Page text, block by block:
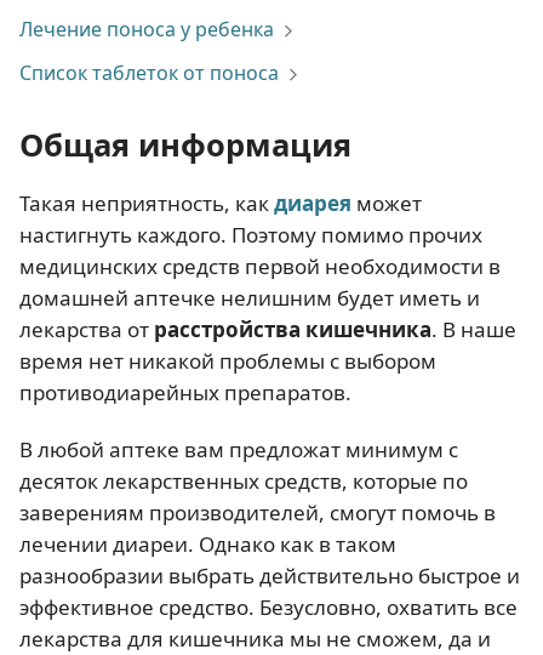
Лечение поноса у ребенка
Список таблеток от поноса
Общая информация
Такая неприятность, какдиарея может
настигнуть каждого. Поэтому помимо прочих
медицинских средств первой необходимости в
домашней аптечке нелишним будет иметь и
лекарства от расстройства кишечника. В наше
время нет никакой проблемы с выбором
противодиарейных препаратов.
В любой аптеке вам предложат минимум с
десяток лекарственных средств, которые по
заверениям производителей, смогут помочь в
лечении диареи. Однако как в таком
разнообразии выбрать действительно быстрое и
эффективное средство. Безусловно, охватить все
лекарства для кишечника мы не сможем, да и